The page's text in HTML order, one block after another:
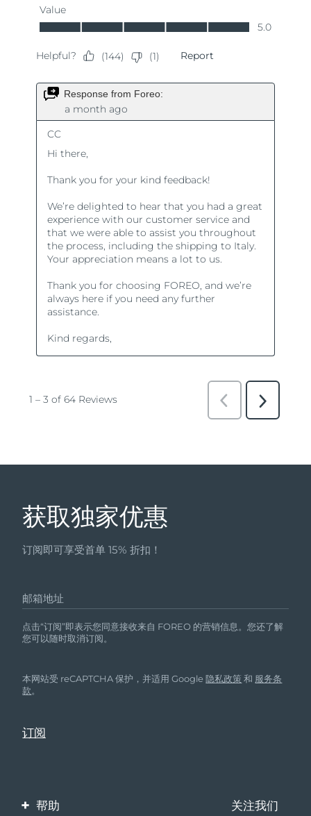
获取独家优惠
订阅即可享受首单 15% 折扣！
邮箱地址
点击“订阅”即表示您同意接收来自 FOREO 的营销信息。您还了解
您可以随时取消订阅。
本网站受 reCAPTCHA 保护，并适用 Google隐私政策 和 服务条
款。
帮助 关注我们